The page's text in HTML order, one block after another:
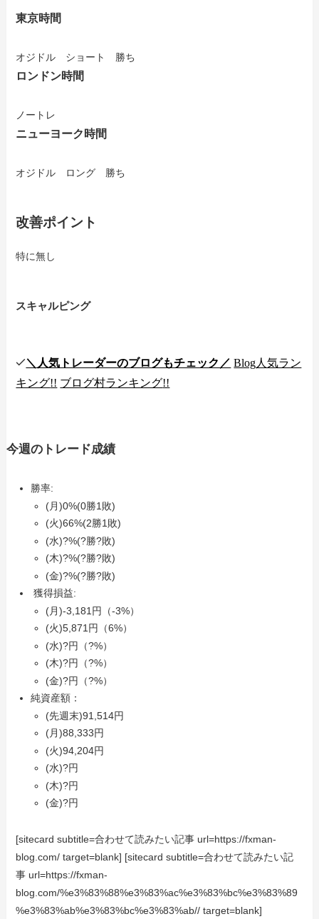
東京時間
オジドル ショート 勝ち
ロンドン時間
ノートレ
ニューヨーク時間
オジドル ロング 勝ち
改善ポイント
特に無し
スキャルピング
＼人気トレーダーのブログもチェック／ Blog人気ラン
キング!! ブログ村ランキング!!
今週のトレード成績
勝率:
(月)0%(0勝1敗)
(火)66%(2勝1敗)
(水)?%(?勝?敗)
(木)?%(?勝?敗)
(金)?%(?勝?敗)
獲得損益:
(月)-3,181円（-3%）
(火)5,871円（6%）
(水)?円（?%）
(木)?円（?%）
(金)?円（?%）
純資産額：
(先週末)91,514円
(月)88,333円
(火)94,204円
(水)?円
(木)?円
(金)?円
[sitecard subtitle=合わせて読みたい記事 url=https://fxman-
blog.com/ target=blank] [sitecard subtitle=合わせて読みたい記
事 url=https://fxman-
blog.com/%e3%83%88%e3%83%ac%e3%83%bc%e3%83%89
%e3%83%ab%e3%83%bc%e3%83%ab// target=blank]